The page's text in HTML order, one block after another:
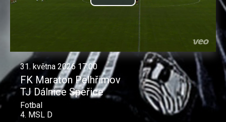
Přehrát
31. května 2026 17:00
FK Maraton Pelhřimov
TJ Dálnice Speřice
Fotbal
4. MSL D